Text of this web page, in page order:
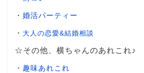
・ 婚活パーティー
・ 大人の恋愛&結婚相談
☆その他、横ちゃんのあれこれ♪
・ 趣味あれこれ